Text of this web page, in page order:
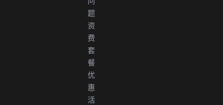
题
资
费
套
餐
优
惠
活